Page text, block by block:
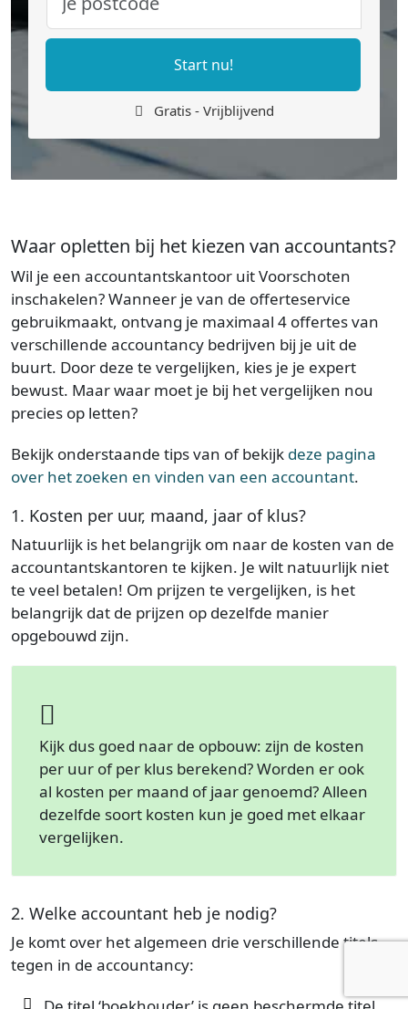
Start nu!
Gratis - Vrijblijvend
Waar opletten bij het kiezen van accountants?
Wil je een accountantskantoor uit Voorschoten
inschakelen? Wanneer je van de offerteservice
gebruikmaakt, ontvang je maximaal 4 offertes van
verschillende accountancy bedrijven bij je uit de
buurt. Door deze te vergelijken, kies je je expert
bewust. Maar waar moet je bij het vergelijken nou
precies op letten?
Bekijk onderstaande tips van of bekijk deze pagina
over het zoeken en vinden van een accountant.
1. Kosten per uur, maand, jaar of klus?
Natuurlijk is het belangrijk om naar de kosten van de
accountantskantoren te kijken. Je wilt natuurlijk niet
te veel betalen! Om prijzen te vergelijken, is het
belangrijk dat de prijzen op dezelfde manier
opgebouwd zijn.
Kijk dus goed naar de opbouw: zijn de kosten
per uur of per klus berekend? Worden er ook
al kosten per maand of jaar genoemd? Alleen
dezelfde soort kosten kun je goed met elkaar
vergelijken.
2. Welke accountant heb je nodig?
Je komt over het algemeen drie verschillende titels
tegen in de accountancy: